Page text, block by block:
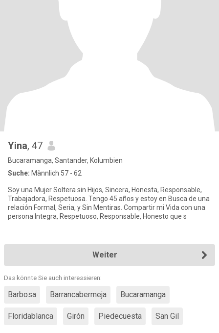
Yina, 47
Bucaramanga, Santander, Kolumbien
Suche: Männlich 57 - 62
Soy una Mujer Soltera sin Hijos, Sincera, Honesta, Responsable,
Trabajadora, Respetuosa. Tengo 45 años y estoy en Busca de una
relación Formal, Seria, y Sin Mentiras. Compartir mi Vida con una
persona Integra, Respetuoso, Responsable, Honesto que s
Weiter
Das könnte Sie auch interessieren:
Barbosa Barrancabermeja Bucaramanga
Floridablanca Girón Piedecuesta San Gil